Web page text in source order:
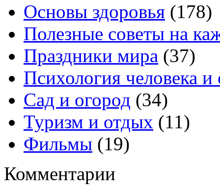
Основы здоровья (178)
Полезные советы на
Праздники мира (37)
Психология человека
Сад и огород (34)
Туризм и отдых (11)
Фильмы (19)
Комментарии